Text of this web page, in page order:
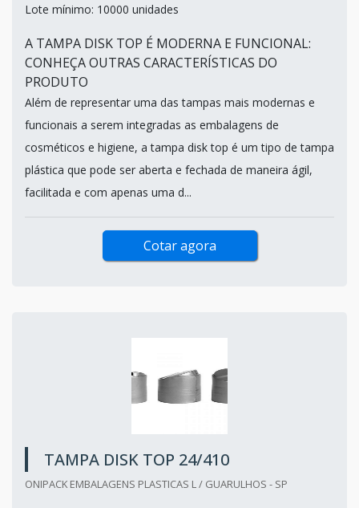
Lote mínimo: 10000 unidades
A TAMPA DISK TOP É MODERNA E FUNCIONAL:
CONHEÇA OUTRAS CARACTERÍSTICAS DO
PRODUTO
Além de representar uma das tampas mais modernas e
funcionais a serem integradas as embalagens de
cosméticos e higiene, a tampa disk top é um tipo de tampa
plástica que pode ser aberta e fechada de maneira ágil,
facilitada e com apenas uma d...
Cotar agora
TAMPA DISK TOP 24/410
ONIPACK EMBALAGENS PLASTICAS L / GUARULHOS - SP